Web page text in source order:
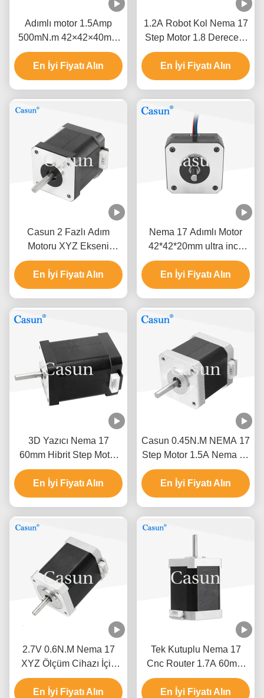
Adımlı motor 1.5Amp
500mN.m 42×42×40mm
NEMA 17 ISO CE ile
En İyi Fiyatı Alın
1.2A Robot Kol Nema 17
Step Motor 1.8 Derece 2
Fazlı Yüksek Hassasiyet
En İyi Fiyatı Alın
Casun 2 Fazlı Adım
Motoru XYZ Ekseni
NEMA17 0.52Nm
En İyi Fiyatı Alın
Nema 17 Adımlı Motor
42*42*20mm ultra ince
vücut 1.0A 130mN.m
Tıbbi ekipman için
En İyi Fiyatı Alın
3D Yazıcı Nema 17
60mm Hibrit Step Motor
0.5A 0.78N.M 2 Faz
En İyi Fiyatı Alın
Casun 0.45N.M NEMA 17
Step Motor 1.5A Nema 17
48mm 2 Faz 1.8 Derece
En İyi Fiyatı Alın
2.7V 0.6N.M Nema 17
XYZ Ölçüm Cihazı İçin
Step Motor
En İyi Fiyatı Alın
Tek Kutuplu Nema 17
Cnc Router 1.7A 60mm
3018 Cnc Step Motor
En İyi Fiyatı Alın